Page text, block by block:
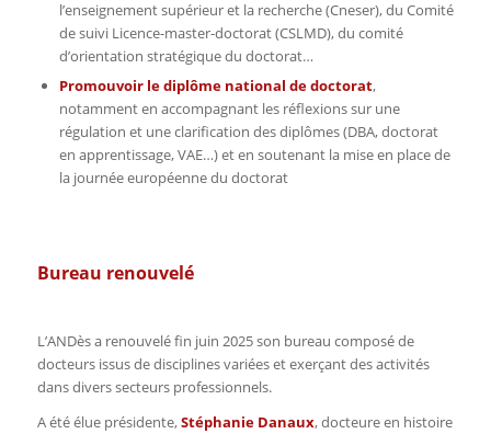
l’enseignement supérieur et la recherche (Cneser), du Comité
de suivi Licence-master-doctorat (CSLMD), du comité
d’orientation stratégique du doctorat…
Promouvoir le diplôme national de doctorat,
notamment en accompagnant les réflexions sur une
régulation et une clarification des diplômes (DBA, doctorat
en apprentissage, VAE…) et en soutenant la mise en place de
la journée européenne du doctorat
Bureau renouvelé
L’ANDès a renouvelé fin juin 2025 son bureau composé de
docteurs issus de disciplines variées et exerçant des activités
dans divers secteurs professionnels.
A été élue présidente,Stéphanie Danaux, docteure en histoire